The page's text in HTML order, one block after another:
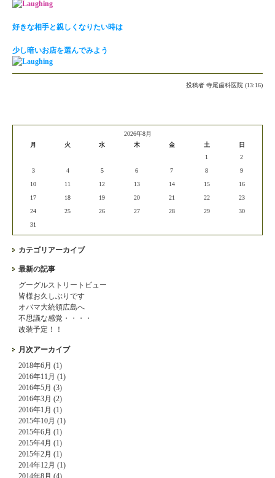
好きな相手と親しくなりたい時は
少し暗いお店を選んでみよう
投稿者 寺尾歯科医院 (13:16)
2026年8月
月
火 水 木 金 土
日
1
2
3
4 5 6 7 8
9
10
11 12 13 14 15
16
17
18 19 20 21 22
23
24
25 26 27 28 29
30
31
カテゴリアーカイブ
最新の記事
グーグルストリートビュー
皆様お久しぶりです
オバマ大統領広島へ
不思議な感覚・・・・
改装予定！！
月次アーカイブ
2018年6月 (1)
2016年11月 (1)
2016年5月 (3)
2016年3月 (2)
2016年1月 (1)
2015年10月 (1)
2015年6月 (1)
2015年4月 (1)
2015年2月 (1)
2014年12月 (1)